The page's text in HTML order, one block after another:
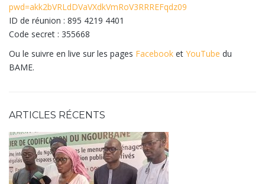
pwd=akk2bVRLdDVaVXdkVmRoV3RRREFqdz09
ID de réunion : 895 4219 4401
Code secret : 355668
Ou le suivre en live sur les pages Facebook et YouTube du
BAME.
ARTICLES RÉCENTS